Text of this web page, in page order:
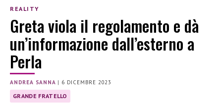
REALITY
Greta viola il regolamento e dà
un’informazione dall’esterno a
Perla
ANDREA SANNA | 6 DICEMBRE 2023
GRANDE FRATELLO